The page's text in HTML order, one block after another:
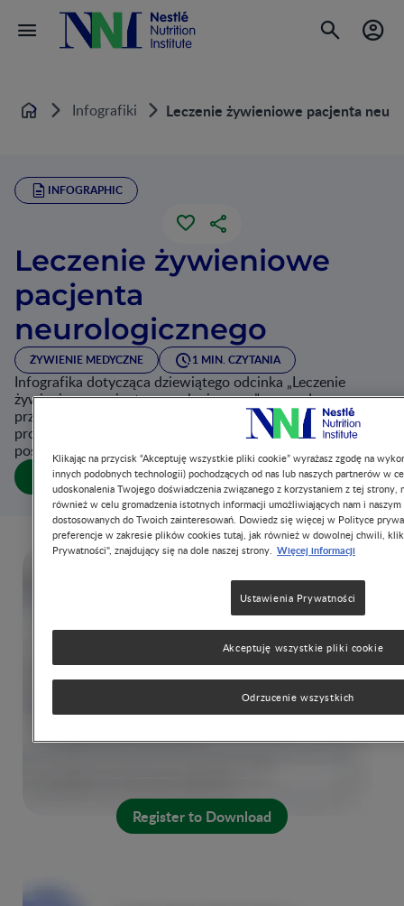
Home Infografiki Leczenie żywieniowe pacjenta
INFOGRAPHIC
Leczenie żywieniowe
pacjenta
neurologicznego
ŻYWIENIE MEDYCZNE 1 MIN. CZYTANIA
Infografika dotycząca dziewiątego odcinka „Leczenie
żywieniowe pacjenta neurologicznego” prowadzonego
przez prof. dr hab. n. med. Jacka Sobockiego, przybliżająca
problem niedożywienia pacjentów z perspektywy
poszczególnych jednostek chorobowych.
Download Infographics
Register to Download
Klikając na przycisk “Akceptuję wszystkie pliki cookie” wyrażasz zgodę na
innych podobnych technologii) pochodzących od nas lub naszych partnerów w
udoskonalenia Twojego doświadczenia związanego z korzystaniem z tej
również w celu gromadzenia istotnych informacji umożliwiających nam i
dostosowanych do Twoich zainteresowań. Dowiedz się więcej w Polityce
preferencje w zakresie plików cookies tutaj, jak również w dowolnej chwili,
Prywatności", znajdujący się na dole naszej strony. Więcej informacji
Ustawienia Prywatności
Odrzucenie wszystkich
Akceptuję wszystkie pliki cookie